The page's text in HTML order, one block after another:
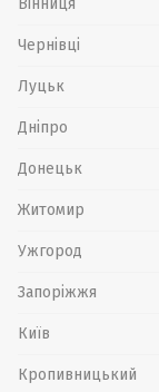
Чернівці
Луцьк
Дніпро
Донецьк
Житомир
Ужгород
Запоріжжя
Київ
Кропивницький